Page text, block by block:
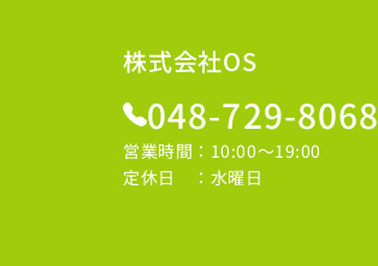
株式会社OS
048-729-8068
営業時間：10:00～19:00
定休日 ：水曜日